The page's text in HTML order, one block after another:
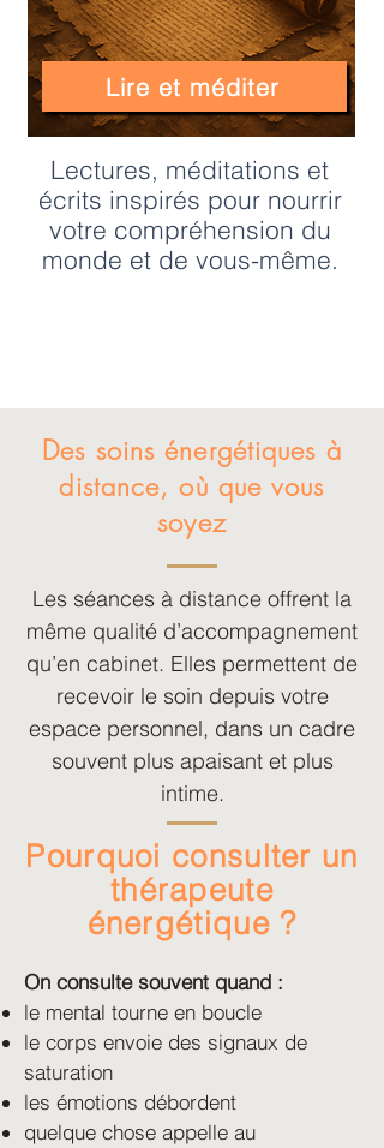
Lire et méditer
Lectures, méditations et
écrits inspirés pour nourrir
votre compréhension du
monde et de vous-même.
Des soins énergétiques à
distance, où que vous
soyez
Les séances à distance offrent la
même qualité d’accompagnement
qu’en cabinet. Elles permettent de
recevoir le soin depuis votre
espace personnel, dans un cadre
souvent plus apaisant et plus
intime.
Pourquoi consulter un
thérapeute
énergétique ?
On consulte souvent quand :
le mental tourne en boucle
le corps envoie des signaux de
saturation
les émotions débordent
quelque chose appelle au